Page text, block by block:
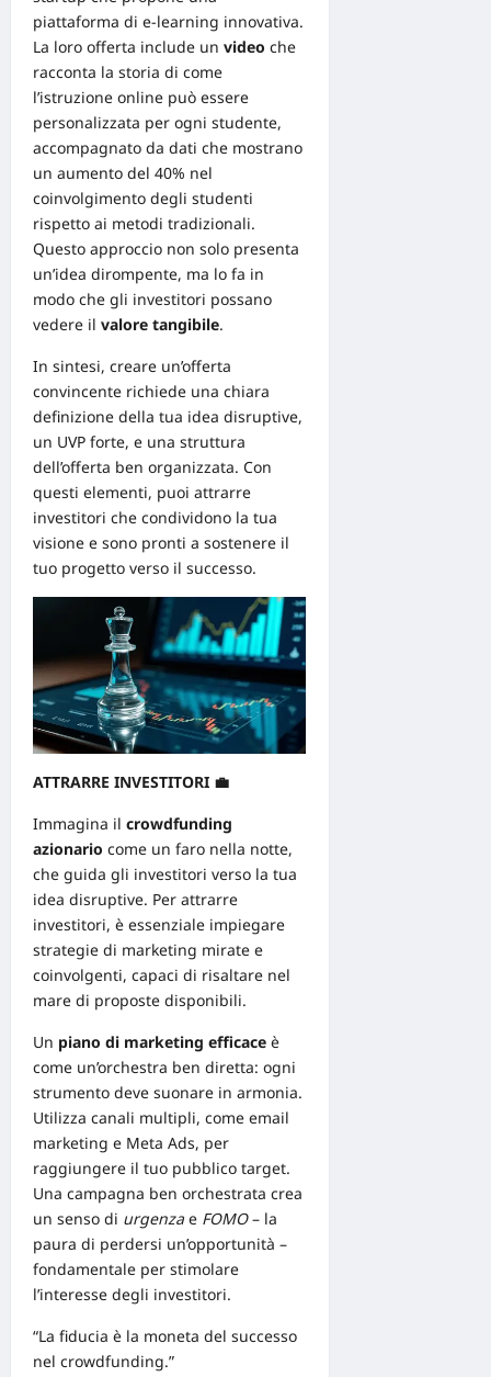
piattaforma di e-learning innovativa.
La loro offerta include un video che
racconta la storia di come
l’istruzione online può essere
personalizzata per ogni studente,
accompagnato da dati che mostrano
un aumento del 40% nel
coinvolgimento degli studenti
rispetto ai metodi tradizionali.
Questo approccio non solo presenta
un’idea dirompente, ma lo fa in
modo che gli investitori possano
vedere il valore tangibile.
In sintesi, creare un’offerta
convincente richiede una chiara
definizione della tua idea disruptive,
un UVP forte, e una struttura
dell’offerta ben organizzata. Con
questi elementi, puoi attrarre
investitori che condividono la tua
visione e sono pronti a sostenere il
tuo progetto verso il successo.
ATTRARRE INVESTITORI 💼
Immagina il crowdfunding
azionario come un faro nella notte,
che guida gli investitori verso la tua
idea disruptive. Per attrarre
investitori, è essenziale impiegare
strategie di marketing mirate e
coinvolgenti, capaci di risaltare nel
mare di proposte disponibili.
Un piano di marketing efficace è
come un’orchestra ben diretta: ogni
strumento deve suonare in armonia.
Utilizza canali multipli, come email
marketing e Meta Ads, per
raggiungere il tuo pubblico target.
Una campagna ben orchestrata crea
un senso di urgenza e FOMO– la
paura di perdersi un’opportunità –
fondamentale per stimolare
l’interesse degli investitori.
“La fiducia è la moneta del successo
nel crowdfunding.”